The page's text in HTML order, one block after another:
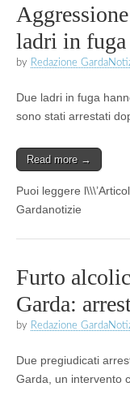
ladri in fuga
by Redazione
Due ladri in fuga
sono stati arrestati
Read more →
Puoi leggere
Gardanotizie
Furto
Garda:
by Redazione
Due pregiudicati
Garda, un intervento